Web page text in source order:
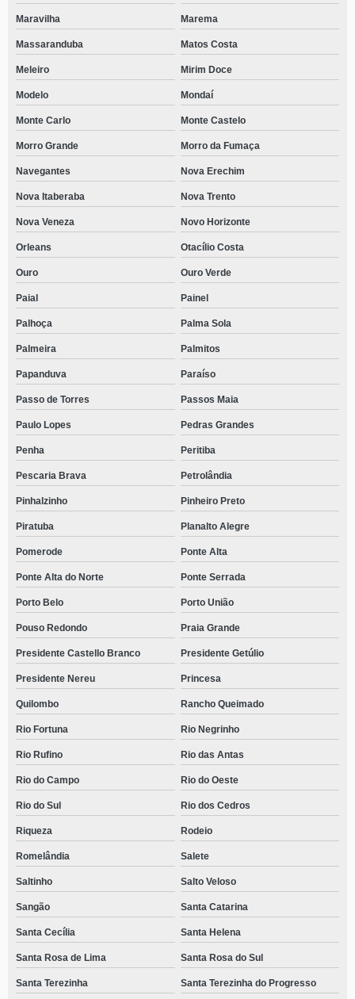
Maravilha Marema
Massaranduba Matos Costa
Meleiro Mirim Doce
Modelo Mondaí
Monte Carlo Monte Castelo
Morro Grande Morro da Fumaça
Navegantes Nova Erechim
Nova Itaberaba Nova Trento
Nova Veneza Novo Horizonte
Orleans Otacílio Costa
Ouro Ouro Verde
Paial Painel
Palhoça Palma Sola
Palmeira Palmitos
Papanduva Paraíso
Passo de Torres Passos Maia
Paulo Lopes Pedras Grandes
Penha Peritiba
Pescaria Brava Petrolândia
Pinhalzinho Pinheiro Preto
Piratuba Planalto Alegre
Pomerode Ponte Alta
Ponte Alta do Norte Ponte Serrada
Porto Belo Porto União
Pouso Redondo Praia Grande
Presidente Castello Branco Presidente Getúlio
Presidente Nereu Princesa
Quilombo Rancho Queimado
Rio Fortuna Rio Negrinho
Rio Rufino Rio das Antas
Rio do Campo Rio do Oeste
Rio do Sul Rio dos Cedros
Riqueza Rodeio
Romelândia Salete
Saltinho Salto Veloso
Sangão Santa Catarina
Santa Cecília Santa Helena
Santa Rosa de Lima Santa Rosa do Sul
Santa Terezinha Santa Terezinha do Progresso